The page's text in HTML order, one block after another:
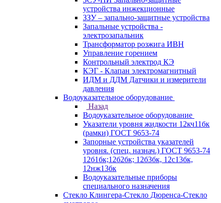
устройства инжекционные
ЗЗУ – запально-защитные устройства
Запальные устройства -
электрозапальник
Трансформатор розжига ИВН
Управление горением
Контрольный электрод КЭ
КЭГ - Клапан электромагнитный
ИДМ и ДДМ Датчики и измерители
давления
Водоуказательное оборудование
Назад
Водоуказательное оборудование
Указатели уровня жидкости 12кч11бк
(рамки) ГОСТ 9653-74
Запорные устройства указателей
уровня. (спец. назнач.) ГОСТ 9653-74
12б1бк;12б2бк; 12б3бк, 12с13бк,
12нж13бк
Водоуказательные приборы
специального назначения
Стекло Клингера-Стекло Дюренса-Стекло